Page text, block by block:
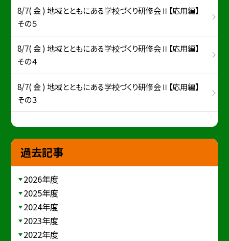
8/7( 金 ) 地域とともにある学校づくり研修会Ⅱ【応用編】
その５
8/7( 金 ) 地域とともにある学校づくり研修会Ⅱ【応用編】
その４
8/7( 金 ) 地域とともにある学校づくり研修会Ⅱ【応用編】
その３
過去記事
2026年度
2025年度
2024年度
2023年度
2022年度